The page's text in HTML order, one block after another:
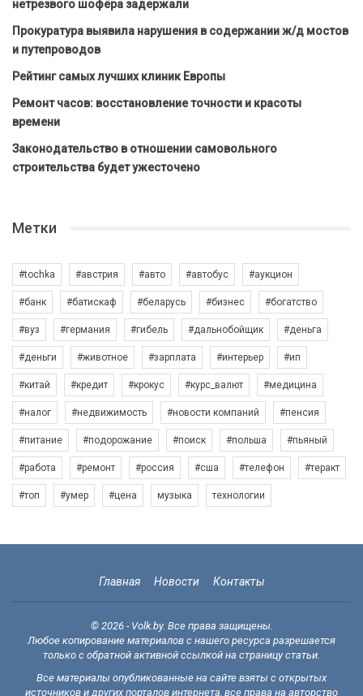
нетрезвого шофёра задержали
Прокуратура выявила нарушения в содержании ж/д мостов
и путепроводов
Рейтинг самых лучших клиник Европы
Ремонт часов: восстановление точности и красоты
времени
Законодательство в отношении самовольного
строительства будет ужесточено
Метки
#tochka #австрия #авто #автобус #аукцион
#банк #батискаф #беларусь #бизнес #богатство
#вуз #германия #гибель #дальнобойщик #деньга
#деньги #животное #зарплата #интерьер #ип
#китай #кредит #крокус #курс_валют #медицина
#налог #недвижимость #новости компаний #пенсия
#питание #подорожание #поиск #польша #пьяный
#работа #ремонт #россия #сша #телефон #теракт
#топ #умер #цена музыка технологии
Главная Новости Контакты
© 2026 - Volk.by. Все права защищены.
Любое копирование материалов с нашего ресурса разрешается
только с обратной активной ссылкой на страницу статьи.
Все материалы опубликованные на сайте взяты с открытых
источников и других порталов интернета, все права на авторство